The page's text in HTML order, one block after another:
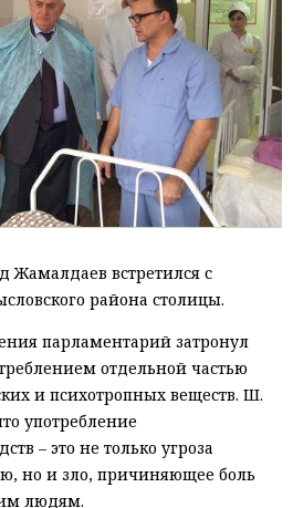
Жамалдаев встретился с
района столицы.
парламентарий затронул
отдельной частью
и психотропных веществ. Ш.
употребление
– это не только угроза
но и зло, причиняющее боль
людям.